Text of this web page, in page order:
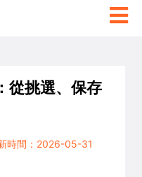
從挑選、保存
時間：2026-05-31